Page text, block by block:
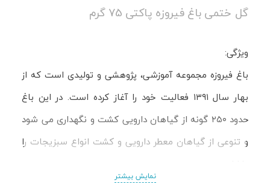
گل ختمی باغ فیروزه پاکتی 75 گرم
ویژگی:
باغ فیروزه مجموعه آموزشی، پژوهشی و تولیدی است که از
بهار سال ۱۳۹۱ فعالیت خود را آغاز کرده است. در این باغ
حدود ۲۵۰ گونه از گیاهان دارویی کشت و نگهداری می شود
و تنوعی از گیاهان معطر دارویی و کشت انواع سبزیجات را
نمایش بیشتر